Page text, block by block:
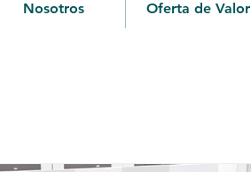
Nosotros Oferta de Valor